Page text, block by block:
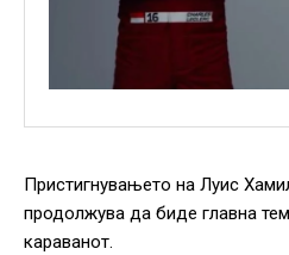
Пристигнувањето на Луис
продолжува да биде главна
караванот.